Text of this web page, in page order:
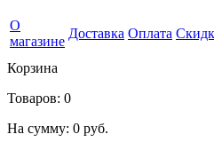
О
магазине
Доставка Оплата
Корзина
Товаров: 0
На сумму: 0 руб.